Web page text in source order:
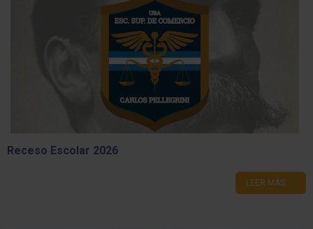
Receso Escolar 2026
LEER MÁS